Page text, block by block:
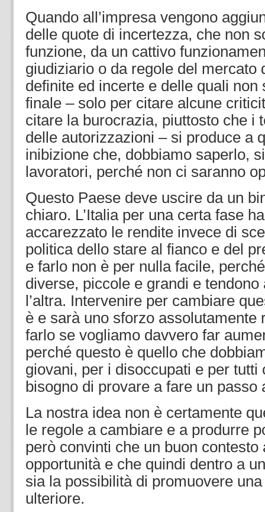
Quando all’impresa vengono
delle quote di incertezza, che non
funzione, da un cattivo
giudiziario o da regole del mercato
definite ed incerte e delle quali non
finale – solo per citare alcune
citare la burocrazia, piuttosto che i
delle autorizzazioni – si produce a
inibizione che, dobbiamo saperlo,
lavoratori, perché non ci saranno
Questo Paese deve uscire da un
chiaro. L’Italia per una certa fase
accarezzato le rendite invece di
politica dello stare al fianco e del
e farlo non è per nulla facile,
diverse, piccole e grandi e tendono
l’altra. Intervenire per cambiare
è e sarà uno sforzo assolutamente
farlo se vogliamo davvero far
perché questo è quello che
giovani, per i disoccupati e per tutti
bisogno di provare a fare un passo
La nostra idea non è certamente
le regole a cambiare e a produrre
però convinti che un buon contesto
opportunità e che quindi dentro a
sia la possibilità di promuovere
ulteriore.